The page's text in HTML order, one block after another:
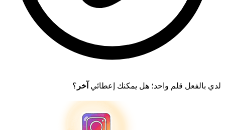
لدي بالفعل قلم واحد؛ هل يمكنك إعطائي آخر ؟